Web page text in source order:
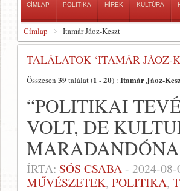
CÍMLAP POLITIKA HÍREK KULTÚRA
Címlap Itamár Jáoz-Keszt
TALÁLATOK ‘ITAMÁR JÁOZ-
Összesen 39 találat (1 -20) : Itamár Jáoz-
“POLITIKAI
VOLT, DE
ÍRTA: SÓS CSABA- 2024-08-
MŰVÉSZETEK, POLITIKA,